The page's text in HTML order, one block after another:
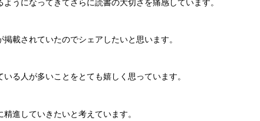
うになってきてさらに読書の大切さを痛感しています。
載されていたのでシェアしたいと思います。
る人が多いことをとても嬉しく思っています。
進していきたいと考えています。